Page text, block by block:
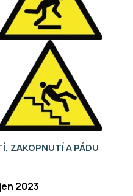
ZAKOPNUTÍ A PÁDU
2023